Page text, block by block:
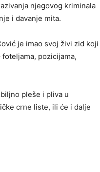
njegovog kriminala
i davanje mita.
je imao svoj živi zid koji
pozicijama,
pleše i pliva u
crne liste, ili će i dalje